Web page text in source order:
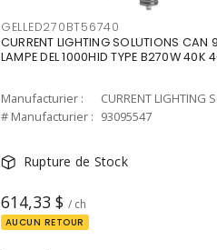
GELLED270BT56740
CURRENT LIGHTING SOLUTIONS
LAMPE DEL 1000HID TYPE B270W 40K
Manufacturier :
# Manufacturier : 93095547
Rupture de Stock
614,33 $ / ch
AUCUN RETOUR